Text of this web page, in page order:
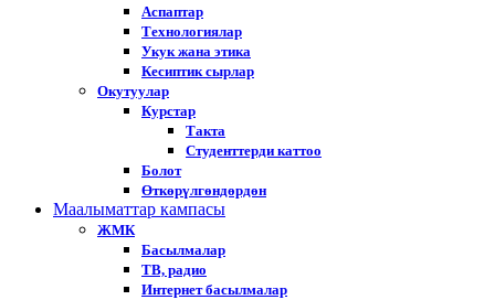
Аспаптар
Технологиялар
Укук жана этика
Кесиптик сырлар
Окутуулар
Курстар
Такта
Студенттерди каттоо
Болот
Өткөрүлгөндөрдөн
Маалыматтар кампасы
ЖМК
Басылмалар
ТВ, радио
Интернет басылмалар